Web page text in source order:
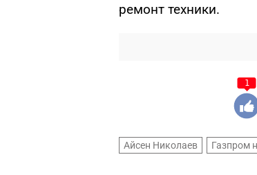
ремонт техники.
1
Айсен Николаев Газпром